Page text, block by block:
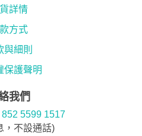
詳情
方式
與細則
保護聲明
我們
852 5599 1517
，不設通話)